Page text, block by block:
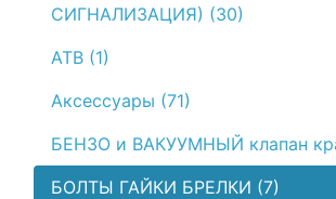
СИГНАЛИЗАЦИЯ) (30)
АТВ (1)
Аксессуары (71)
БЕНЗО и ВАКУУМНЫЙ клапан
БОЛТЫ ГАЙКИ БРЕЛКИ (7)